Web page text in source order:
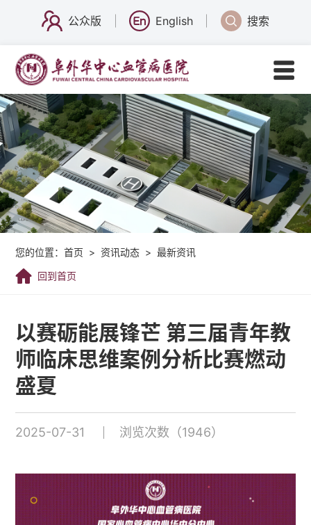
公众版 English 搜索
您的位置：首页 > 资讯动态 > 最新资讯
回到首页
以赛砺能展锋芒 第三届青年教
师临床思维案例分析比赛燃动
盛夏
2025-07-31 浏览次数（1946）